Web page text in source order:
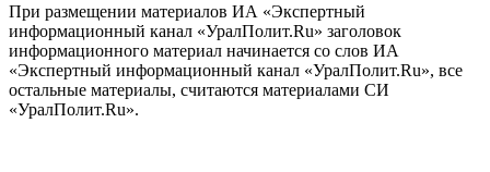
При размещении материалов ИА «Экспертный
информационный канал «УралПолит.Ru» заголовок
информационного материал начинается со слов ИА
«Экспертный информационный канал «УралПолит.Ru», все
остальные материалы, считаются материалами СИ
«УралПолит.Ru».